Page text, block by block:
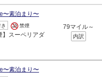
素泊まり〜
禁煙
】スーペリアダ
79マイル～
内訳
素泊まり〜